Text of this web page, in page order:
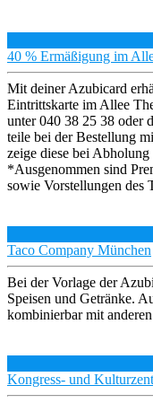
40 % Ermäßigung im
Mit deiner Azubicard
Eintrittskarte im Allee
unter 040 38 25 38 oder
teile bei der Bestellung
zeige diese bei
*Ausgenommen sind
sowie Vorstellungen
Taco Company München
Bei der Vorlage der
Speisen und Getränke.
kombinierbar mit
Kongress- und